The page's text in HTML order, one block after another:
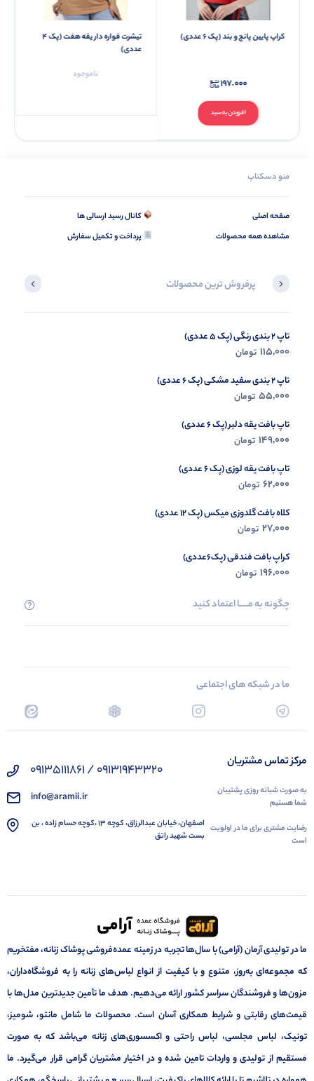
کراپ پایین پانچ و بند (پک 6 عددی)
افزودن به سبد
197.000
تیشرت قواره دار یقه هفت (پک 4
عددی)
ناموجود
منو دسکتاپ
صفحه اصلی
مشاهده همه محصولات
کانال رسید ارسالی ها
پرداخت و تکمیل سفارش
پرفروش ترین محصولات
تاپ 2 بندی رنگی (پک 5 عددی)
115,000 تومان
تاپ 2 بندی سفید مشکی (پک 6 عددی)
55,000 تومان
تاپ بافت یقه دلبر (پک 6 عددی)
149,000 تومان
تاپ بافت یقه لوزی (پک 6 عددی)
62,000 تومان
کلاه بافت گلدوزی میکس (پک 12 عددی)
27,000 تومان
کراپ بافت فندقی (پک6عددی)
196,000 تومان
تاپ قواره بزرگ بیسیک مشکی (پک 2 عددی)
365,000 تومان
چگونه به مــــــا اعتماد کنید
ما در شبکه های اجتماعی
مرکز تماس مشتریان
به صورت شبانه روزی پشتیبان
شما هستیم
رضایت مشتری برای ما در اولویت
است
09131943320 / 09135111861
info@aramii.ir
اصفهان، خیابان عبدالرزاق، کوچه 13 ،کوچه حسام زاده ، بن
بست شهید راتق
ما در تولیدی آرمان (آرامی) با سال‌ها تجربه در زمینه عمده‌فروشی پوشاک زنانه، مفتخریم
که مجموعه‌ای به‌روز، متنوع و با کیفیت از انواع لباس‌های زنانه را به فروشگاه‌داران،
مزون‌ها و فروشندگان سراسر کشور ارائه می‌دهیم. هدف ما تأمین جدیدترین مدل‌ها با
قیمت‌های رقابتی و شرایط همکاری آسان است. محصولات ما شامل مانتو، شومیز،
تونیک، لباس مجلسی، لباس راحتی و اکسسوری‌های زنانه می‌باشد که به صورت
مستقیم از تولیدی و واردات تامین شده و در اختیار مشتریان گرامی قرار می‌گیرد. ما